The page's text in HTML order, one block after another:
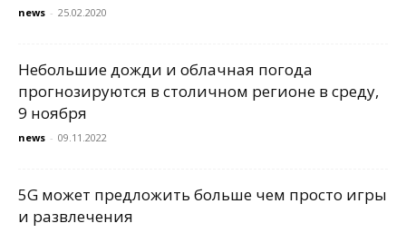
news - 25.02.2020
Небольшие дожди и облачная погода
прогнозируются в столичном регионе в среду,
9 ноября
news - 09.11.2022
5G может предложить больше чем просто игры
и развлечения